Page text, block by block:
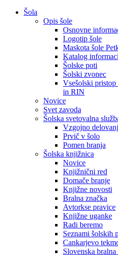
Šola
Opis šole
Osnovne
Logotip šole
Maskota šole
Katalog
Šolske poti
Šolski zvonec
Vsešolski
in RIN
Novice
Svet zavoda
Šolska svetovalna
Vzgojno
Prvič v šolo
Pomen branja
Šolska knjižnica
Novice
Knjižnični red
Domače branje
Knjižne novosti
Bralna značka
Avtorkse pravice
Knjižne uganke
Radi beremo
Seznami šolskih
Cankarjevo
Slovenska bralna